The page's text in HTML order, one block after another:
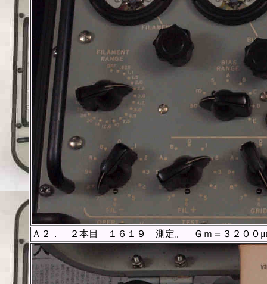
Ａ２． ２本目 １６１９ 測定。 Ｇｍ＝３２００